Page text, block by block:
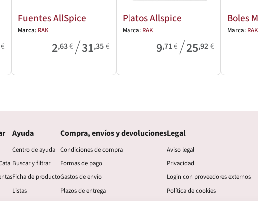
€
Fuentes AllSpice
Marca: RAK
2,63€/31,35€
Platos Allspice
Marca: RAK
9,71€/25,92€
Boles
Marca: RAK
Ayuda
Centro de ayuda
Buscar y filtrar
Ficha de producto
Listas
Compra, envíos y devoluciones
Condiciones de compra
Formas de pago
Gastos de envío
Plazos de entrega
Legal
Aviso legal
Privacidad
Login con proveedores externos
Política de cookies